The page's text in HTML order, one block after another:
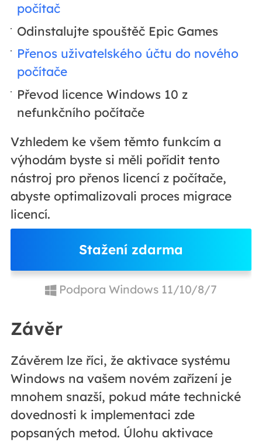
počítač
Odinstalujte spouštěč Epic Games
Přenos uživatelského účtu do nového
počítače
Převod licence Windows 10 z
nefunkčního počítače
Vzhledem ke všem těmto funkcím a
výhodám byste si měli pořídit tento
nástroj pro přenos licencí z počítače,
abyste optimalizovali proces migrace
licencí.
Stažení zdarma
Podpora Windows 11/10/8/7
Závěr
Závěrem lze říci, že aktivace systému
Windows na vašem novém zařízení je
mnohem snazší, pokud máte technické
dovednosti k implementaci zde
popsaných metod. Úlohu aktivace